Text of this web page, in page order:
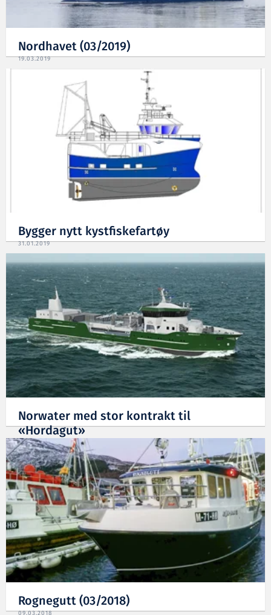
Nordhavet (03/2019)
19.03.2019
Bygger nytt kystfiskefartøy
31.01.2019
Norwater med stor kontrakt til
«Hordagut»
25.07.2018
Rognegutt (03/2018)